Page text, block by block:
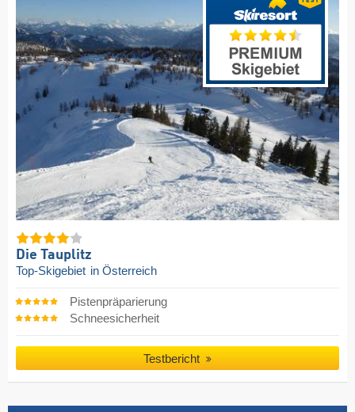
Die Tauplitz
Top-Skigebiet in Österreich
Pistenpräparierung
Schneesicherheit
Testbericht